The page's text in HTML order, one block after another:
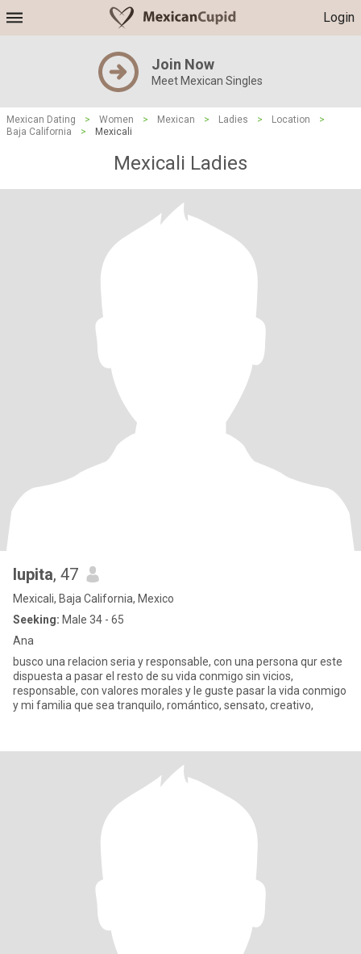
Login
Join Now
Meet Mexican Singles
Mexican Dating > Women > Mexican > Ladies > Location
>
Baja California
> Mexicali
Mexicali Ladies
lupita, 47
Mexicali, Baja California, Mexico
Seeking: Male 34 - 65
Ana
busco una relacion seria y responsable, con una persona qur este
dispuesta a pasar el resto de su vida conmigo sin vicios,
responsable, con valores morales y le guste pasar la vida conmigo
y mi familia que sea tranquilo, romántico, sensato, creativo,